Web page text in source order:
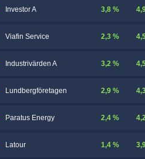
Investor A 3,8 %
Viafin Service 2,3 %
Industrivärden A 3,2 %
Lundbergföretagen 2,9 %
Paratus Energy 2,4 %
Latour 1,4 %